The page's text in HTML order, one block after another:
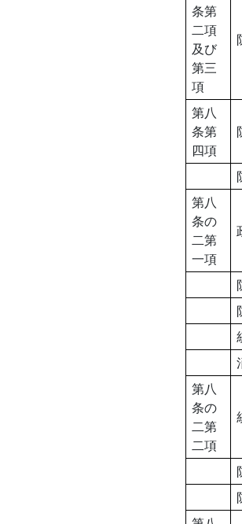
条第
二項
及び
第三
項
第八
条第
四項
第八
条の
二第
一項
第八
条の
二第
二項